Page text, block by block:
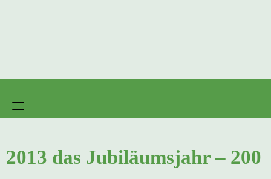
2013 das Jubiläumsjahr – 200